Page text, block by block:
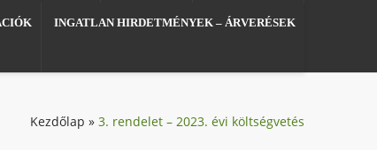
INGATLAN HIRDETMÉNYEK – ÁRVERÉSEK
Kezdőlap » 3. rendelet – 2023. évi költségvetés